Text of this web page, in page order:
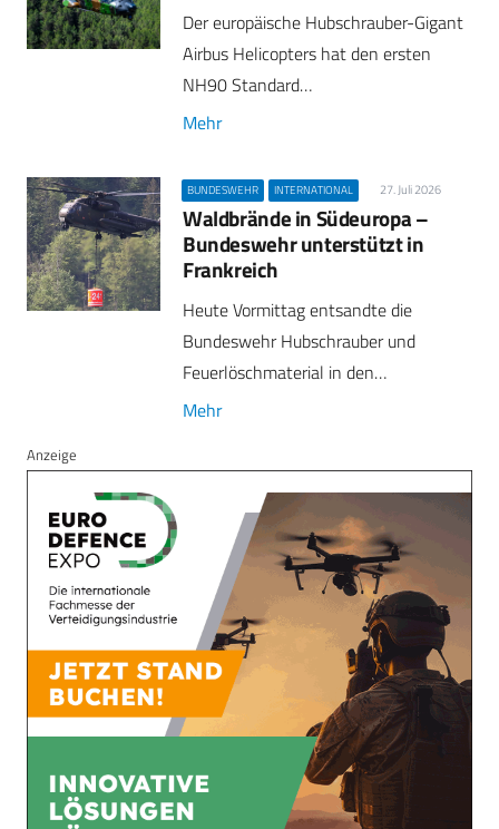
Der europäische Hubschrauber-Gigant
Airbus Helicopters hat den ersten
NH90 Standard…
Mehr
BUNDESWEHR INTERNATIONAL 27. Juli 2026
Waldbrände in Südeuropa –
Bundeswehr unterstützt in
Frankreich
Heute Vormittag entsandte die
Bundeswehr Hubschrauber und
Feuerlöschmaterial in den…
Mehr
Anzeige